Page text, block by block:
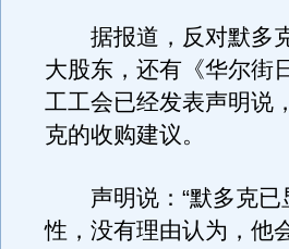
据报道，反对默多克
大股东，还有《华尔街
工工会已经发表声明说
克的收购建议。
声明说：“默多克已
性，没有理由认为，他